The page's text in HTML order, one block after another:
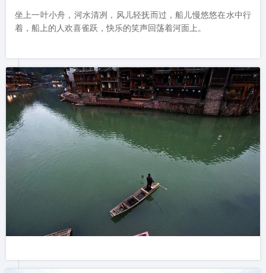
坐上一叶小舟，河水清冽，风儿轻抚而过，船儿慢悠悠在水中行
着，船上的人欢喜雀跃，快乐的笑声回荡着河面上。